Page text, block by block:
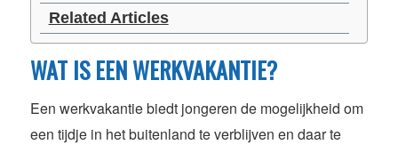
Related Articles
WAT IS EEN WERKVAKANTIE?
Een werkvakantie biedt jongeren de mogelijkheid om
een tijdje in het buitenland te verblijven en daar te